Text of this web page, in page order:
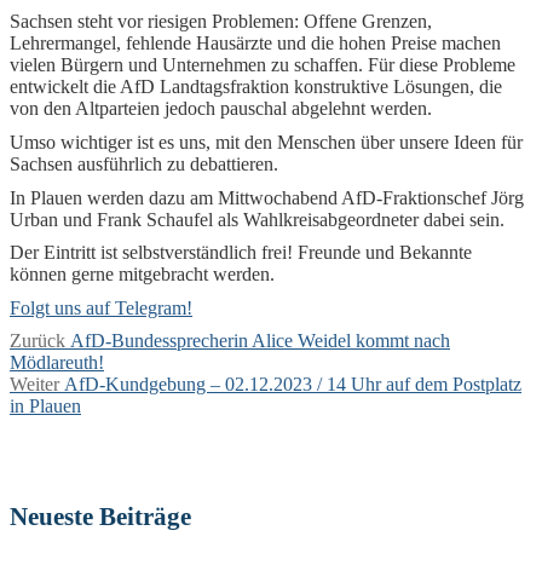
Sachsen steht vor riesigen Problemen: Offene Grenzen,
Lehrermangel, fehlende Hausärzte und die hohen Preise machen
vielen Bürgern und Unternehmen zu schaffen. Für diese Probleme
entwickelt die AfD Landtagsfraktion konstruktive Lösungen, die
von den Altparteien jedoch pauschal abgelehnt werden.
Umso wichtiger ist es uns, mit den Menschen über unsere Ideen für
Sachsen ausführlich zu debattieren.
In Plauen werden dazu am Mittwochabend AfD-Fraktionschef Jörg
Urban und Frank Schaufel als Wahlkreisabgeordneter dabei sein.
Der Eintritt ist selbstverständlich frei! Freunde und Bekannte
können gerne mitgebracht werden.
Folgt uns auf Telegram!
Beitragsnavigation
Zurück Vorheriger
Beitrag:
AfD-Bundessprecherin Alice Weidel kommt nach
Mödlareuth!
Weiter Nächster
Beitrag:
AfD-Kundgebung – 02.12.2023 / 14 Uhr auf dem Postplatz
in Plauen
Neueste Beiträge